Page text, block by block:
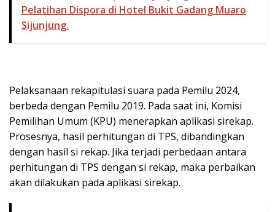
Pelatihan Dispora di Hotel Bukit Gadang Muaro
Sijunjung.
Pelaksanaan rekapitulasi suara pada Pemilu 2024,
berbeda dengan Pemilu 2019. Pada saat ini, Komisi
Pemilihan Umum (KPU) menerapkan aplikasi sirekap.
Prosesnya, hasil perhitungan di TPS, dibandingkan
dengan hasil si rekap. Jika terjadi perbedaan antara
perhitungan di TPS dengan si rekap, maka perbaikan
akan dilakukan pada aplikasi sirekap.